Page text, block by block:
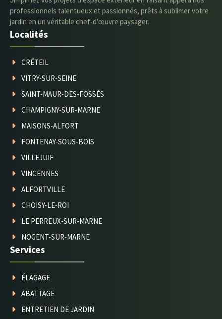
professionnels talentueux et passionnés, prêts à sublimer votre
jardin en un véritable chef-d'œuvre paysager.
Localités
CRÉTEIL
VITRY-SUR-SEINE
SAINT-MAUR-DES-FOSSÉS
CHAMPIGNY-SUR-MARNE
MAISONS-ALFORT
FONTENAY-SOUS-BOIS
VILLEJUIF
VINCENNES
ALFORTVILLE
CHOISY-LE-ROI
LE PERREUX-SUR-MARNE
NOGENT-SUR-MARNE
Services
ÉLAGAGE
ABATTAGE
ENTRETIEN DE JARDIN